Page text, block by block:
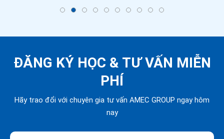
ĐĂNG KÝ HỌC & TƯ VẤN MIỄN
PHÍ
Hãy trao đổi với chuyên gia tư vấn AMEC GROUP ngay hôm
nay